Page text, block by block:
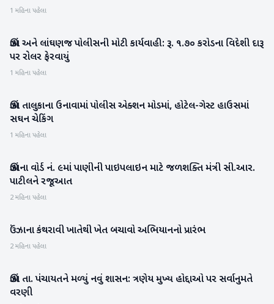
1 મહિના પહેલા
મહેસાણા
ઊંઝા અને લાંઘણજ પોલીસની મોટી કાર્યવાહી: રૂ. ૧.૭૦ કરોડના વિદેશી દારૂ
પર રોલર ફેરવાયું
1 મહિના પહેલા
મહેસાણા
ઊંઝા તાલુકાના ઉનાવામાં પોલીસ એક્શન મોડમાં, હોટેલ-ગેસ્ટ હાઉસમાં
સઘન ચેકિંગ
1 મહિના પહેલા
મહેસાણા
ઊંઝાના વોર્ડ નં. ૯માં પાણીની પાઇપલાઇન માટે જળશક્તિ મંત્રી સી.આર.
પાટીલને રજૂઆત
2 મહિના પહેલા
મહેસાણા
ઉંઝાના કંથરાવી ખાતેથી ખેત બચાવો અભિયાનનો પ્રારંભ
2 મહિના પહેલા
મહેસાણા
ઊંઝા તા. પંચાયતને મળ્યું નવું શાસન: ત્રણેય મુખ્ય હોદ્દાઓ પર સર્વાનુમતે
વરણી